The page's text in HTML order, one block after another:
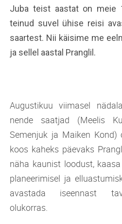
Juba teist aastat on meie
teinud suvel ühise reisi
saartest. Nii käisime me
ja sellel aastal Pranglil.
Augustikuu viimasel
nende saatjad (Meelis
Semenjuk ja Maiken
koos kaheks päevaks
näha kaunist loodust,
planeerimisel ja
avastada iseennast
olukorras.